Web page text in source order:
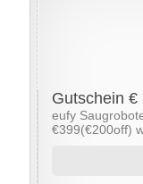
Gutschein €
eufy
€399(€200off)